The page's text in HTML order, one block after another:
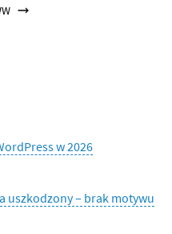
w 2026
uszkodzony – brak motywu